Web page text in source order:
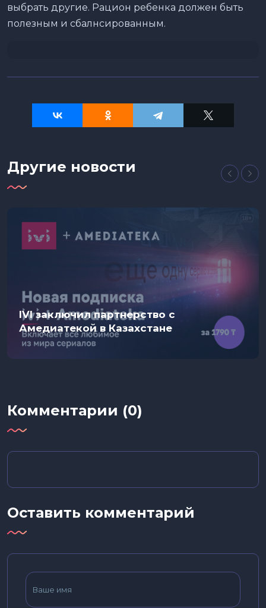
выбрать другие. Рацион ребенка должен быть
полезным и сбалнсированным.
Другие новости
IVI заключил партнерство с
Амедиатекой в Казахстане
Комментарии (0)
Оставить комментарий